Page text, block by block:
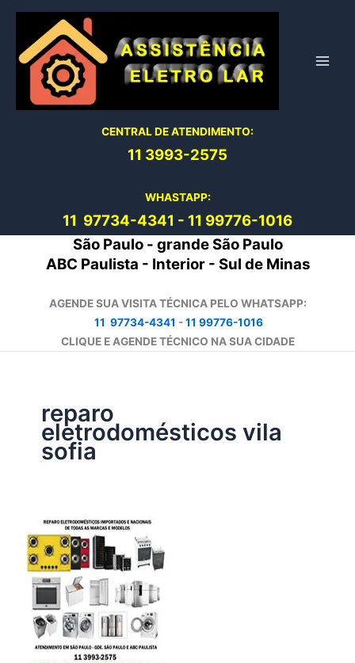
conteúdo
CENTRAL DE ATENDIMENTO:
11 3993-2575
WHASTAPP:
11 97734-4341 - 11 99776-1016
São Paulo - grande São Paulo
ABC Paulista - Interior - Sul de Minas
AGENDE SUA VISITA TÉCNICA PELO WHATSAPP:
11 97734-4341 -11 99776-1016
CLIQUE E AGENDE TÉCNICO NA SUA CIDADE
reparo
eletrodomésticos vila
sofia